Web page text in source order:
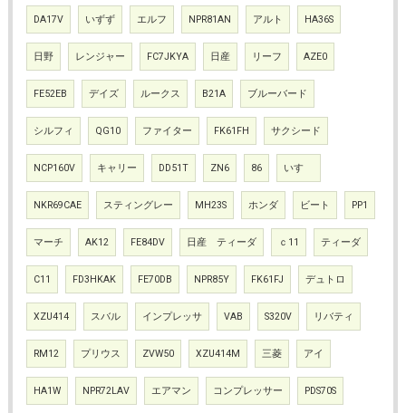
DA17V いずず エルフ NPR81AN アルト HA36S
日野 レンジャー FC7JKYA 日産 リーフ AZE0
FE52EB デイズ ルークス B21A ブルーバード
シルフィ QG10 ファイター FK61FH サクシード
NCP160V キャリー DD51T ZN6 86 いすゞ
NKR69CAE スティングレー MH23S ホンダ ビート PP1
マーチ AK12 FE84DV 日産 ティーダ ｃ11 ティーダ
C11 FD3HKAK FE70DB NPR85Y FK61FJ デュトロ
XZU414 スバル インプレッサ VAB S320V リバティ
RM12 プリウス ZVW50 XZU414M 三菱 アイ
HA1W NPR72LAV エアマン コンプレッサー PDS70S